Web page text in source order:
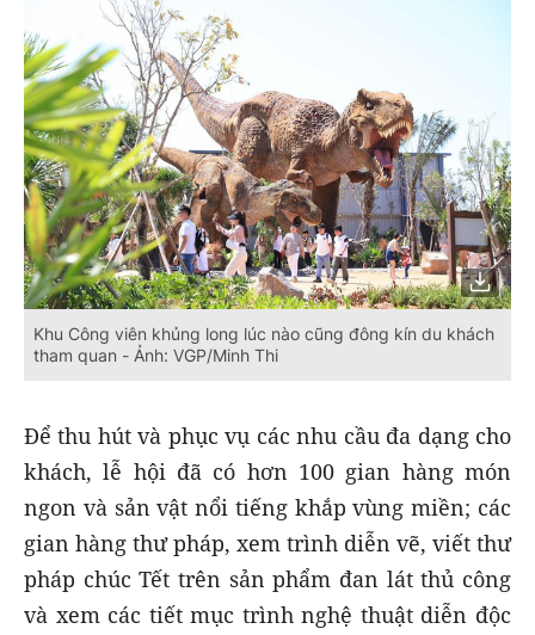
Khu Công viên khủng long lúc nào cũng đông kín du khách
tham quan - Ảnh: VGP/Minh Thi
Để thu hút và phục vụ các nhu cầu đa dạng cho
khách, lễ hội đã có hơn 100 gian hàng món
ngon và sản vật nổi tiếng khắp vùng miền; các
gian hàng thư pháp, xem trình diễn vẽ, viết thư
pháp chúc Tết trên sản phẩm đan lát thủ công
và xem các tiết mục trình nghệ thuật diễn độc